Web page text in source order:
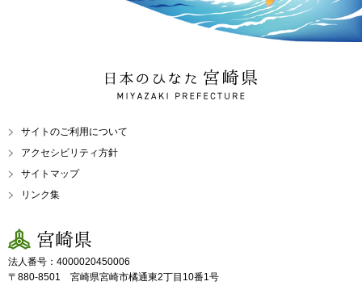
日本のひなた 宮崎県
MIYAZAKI PREFECTURE
サイトのご利用について
アクセシビリティ方針
サイトマップ
リンク集
宮崎県
法人番号：4000020450006
〒880-8501 宮崎県宮崎市橘通東2丁目10番1号